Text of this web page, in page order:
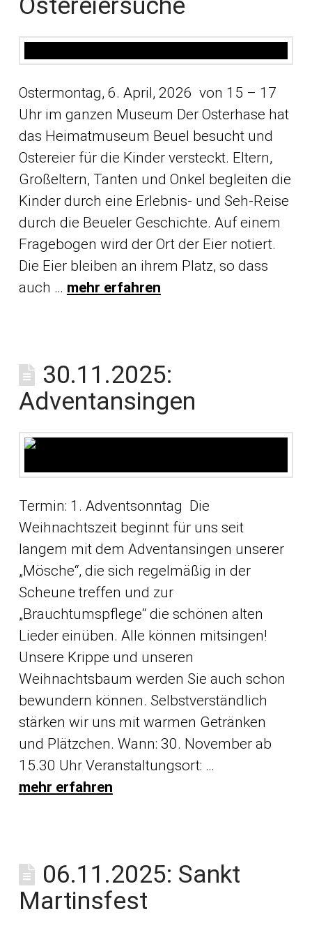
Ostermontag, 6. April, 2026 von 15 – 17
Uhr im ganzen Museum Der Osterhase hat
das Heimatmuseum Beuel besucht und
Ostereier für die Kinder versteckt. Eltern,
Großeltern, Tanten und Onkel begleiten die
Kinder durch eine Erlebnis- und Seh-Reise
durch die Beueler Geschichte. Auf einem
Fragebogen wird der Ort der Eier notiert.
Die Eier bleiben an ihrem Platz, so dass
auch … mehr erfahren
30.11.2025:
Adventansingen
Termin: 1. Adventsonntag Die
Weihnachtszeit beginnt für uns seit
langem mit dem Adventansingen unserer
„Mösche“, die sich regelmäßig in der
Scheune treffen und zur
„Brauchtumspflege“ die schönen alten
Lieder einüben. Alle können mitsingen!
Unsere Krippe und unseren
Weihnachtsbaum werden Sie auch schon
bewundern können. Selbstverständlich
stärken wir uns mit warmen Getränken
und Plätzchen. Wann: 30. November ab
15.30 Uhr Veranstaltungsort: …
mehr erfahren
06.11.2025: Sankt
Martinsfest